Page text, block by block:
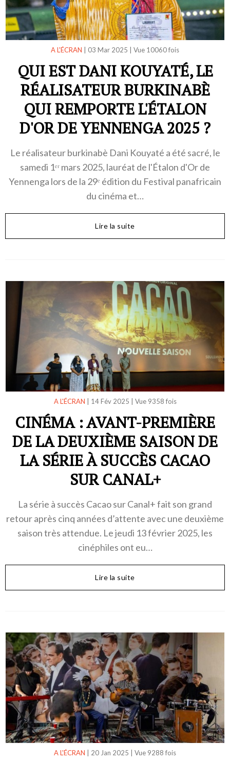
A L'ÉCRAN 03 Mar 2025 Vue 10060 fois
QUI EST DANI KOUYATÉ, LE
RÉALISATEUR BURKINABÈ
QUI REMPORTE L'ÉTALON
D'OR DE YENNENGA 2025 ?
Le réalisateur burkinabè Dani Kouyaté a été sacré, le
samedi 1ᵉʳ mars 2025, lauréat de l'Étalon d'Or de
Yennenga lors de la 29ᵉ édition du Festival panafricain
du cinéma et…
Lire la suite
A L'ÉCRAN 14 Fév 2025 Vue 9358 fois
CINÉMA : AVANT-PREMIÈRE
DE LA DEUXIÈME SAISON DE
LA SÉRIE À SUCCÈS CACAO
SUR CANAL+
La série à succès Cacao sur Canal+ fait son grand
retour après cinq années d’attente avec une deuxième
saison très attendue. Le jeudi 13 février 2025, les
cinéphiles ont eu…
Lire la suite
A L'ÉCRAN 20 Jan 2025 Vue 9288 fois